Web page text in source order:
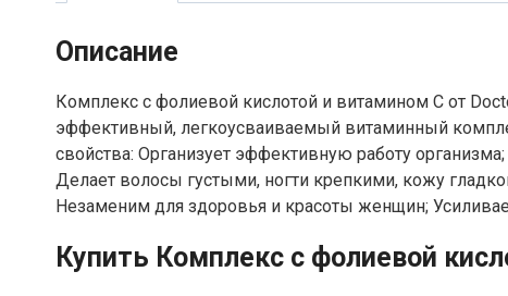
Описание
Комплекс с фолиевой кислотой и витамином С от
эффективный, легкоусваиваемый витаминный
свойства: Организует эффективную работу
Делает волосы густыми, ногти крепкими, кожу
Незаменим для здоровья и красоты женщин;
Купить Комплекс с фолиевой